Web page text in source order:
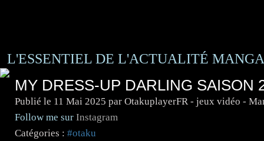
L'ESSENTIEL DE L'ACTUALITÉ
MY DRESS-UP DARLING SAISON
Publié le 11 Mai 2025 par OtakuplayerFR - jeux vidéo -
Follow me sur Instagram
Catégories : #otaku